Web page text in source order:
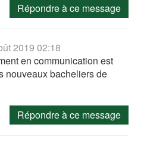
Répondre à ce message
2019 02:18
en communication est
nouveaux bacheliers de
Répondre à ce message